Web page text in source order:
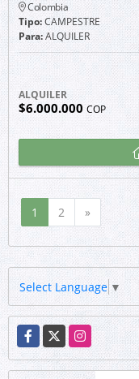
Colombia
Tipo:CAMPESTRE
Para:ALQUILER
ALQUILER
$6.000.000COP
1 2 » Siguiente
Select Language ▼
Facebook
X Instagram